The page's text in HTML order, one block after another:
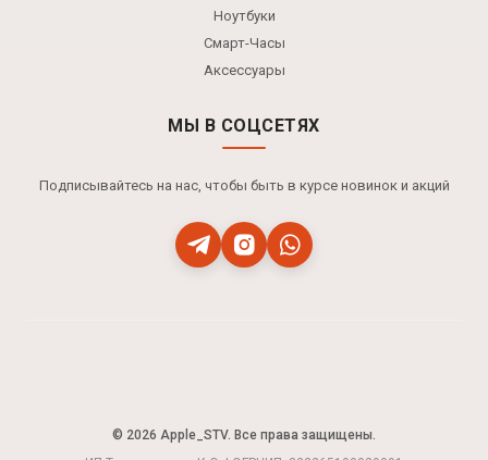
Ноутбуки
Смарт-Часы
Аксессуары
МЫ В СОЦСЕТЯХ
Подписывайтесь на нас, чтобы быть в курсе новинок и акций
© 2026 Apple_STV. Все права защищены.